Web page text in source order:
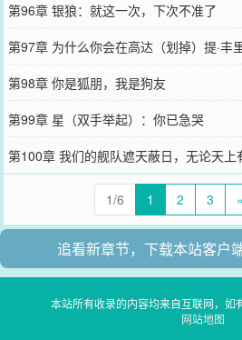
第96章 银狼：就这一次，下次不准了
第97章 为什么你会在高达（划掉）提·丰里
第98章 你是狐朋，我是狗友
第99章 星（双手举起）：你已急哭
第100章 我们的舰队遮天蔽日，无论天上
1/6 1 2 3 »
追看新章节，下载本站客户
本站所有收录的内容均来自互联网，如
网站地图